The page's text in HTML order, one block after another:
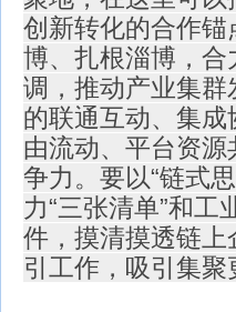
创新转化的合作
博、扎根淄博，
调，推动产业集
的联通互动、集
由流动、平台资
争力。要以“链式
力“三张清单”和
件，摸清摸透链
引工作，吸引集